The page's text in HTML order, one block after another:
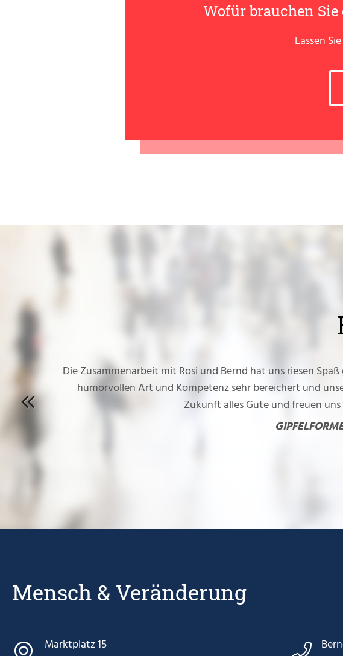
Wofür brauchen
Lassen
Die Zusammenarbeit mit Rosi und Bernd hat uns riesen
humorvollen Art und Kompetenz sehr bereichert und
Zukunft alles Gute und freuen uns
Mensch & Veränderung
Marktplatz 15